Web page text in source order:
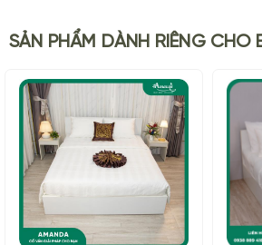
SẢN PHẨM DÀNH RIÊNG CHO